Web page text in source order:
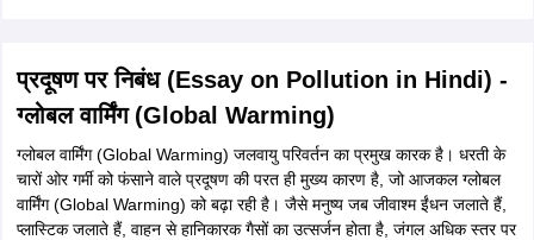
प्रदूषण पर निबंध (Essay on Pollution in Hindi) -
ग्लोबल वार्मिंग (Global Warming)
ग्लोबल वार्मिंग (Global Warming) जलवायु परिवर्तन का प्रमुख कारक है। धरती के
चारों ओर गर्मी को फंसाने वाले प्रदूषण की परत ही मुख्य कारण है, जो आजकल ग्लोबल
वार्मिंग (Global Warming) को बढ़ा रही है। जैसे मनुष्य जब जीवाश्म ईंधन जलाते हैं,
प्लास्टिक जलाते हैं, वाहन से हानिकारक गैसों का उत्सर्जन होता है, जंगल अधिक स्तर पर